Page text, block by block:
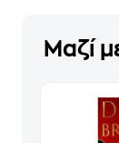
Μαζί